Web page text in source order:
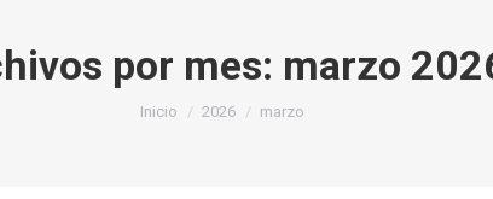
por mes: marzo
Estás aquí:
Inicio 2026 marzo